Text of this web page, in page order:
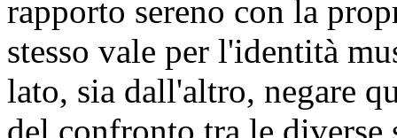
rapporto sereno con la
stesso vale per l'identità
lato, sia dall'altro, negare
del confronto tra le diverse